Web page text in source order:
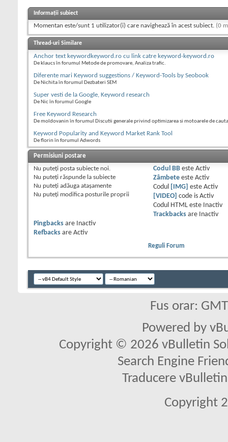
Informații subiect
Momentan este/sunt 1 utilizator(i) care navighează în acest subiect. (0
Thread-uri Similare
Anchor text keywordkeyword.ro cu link catre keyword-keyword.ro
De klaucs în forumul Metode de promovare, Analiza trafic.
Diferente mari Keyword suggestions / Keyword-Tools by Seobook
De Nichita în forumul Dezbateri SEM
Super vesti de la Google, Keyword research
De Nic în forumul Google
Free Keyword Research
De moldovanin în forumul Discutii generale privind optimizarea si motoarele de
Keyword Popularity and Keyword Market Rank Tool
De florin în forumul Adwords
Permisiuni postare
Nu puteţi posta subiecte noi.
Nu puteţi răspunde la subiecte
Nu puteţi adăuga ataşamente
Nu puteţi modifica posturile proprii
Codul BBeste Activ
Zâmbeteeste Activ
Codul
[IMG] este Activ
[VIDEO]
code is Activ
Codul HTML este
Inactiv
Trackbacksare
Inactiv
Pingbacks are
Inactiv
Refbacks are Activ
Reguli Forum
Fus orar:
Powered by
Copyright © 2026 vBulletin
Search Engine
Traducere
Copyright